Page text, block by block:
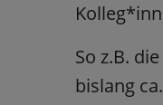
So z.B.
bislang